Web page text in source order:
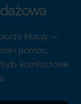
kluczy –
i pomoc,
komfortowe